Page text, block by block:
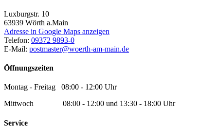
Luxburgstr. 10
63939 Wörth a.Main
Adresse in Google Maps anzeigen
Telefon: 09372 9893-0
E-Mail: postmaster@woerth-am-main.de
Öffnungszeiten
Montag - Freitag 08:00 - 12:00 Uhr
Mittwoch 08:00 - 12:00 und 13:30 - 18:00 Uhr
Service